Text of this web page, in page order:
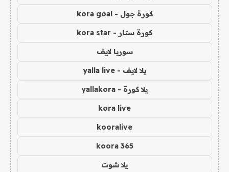
كورة جول - kora goal
كورة ستار - kora star
سوريا لايف
يلا لايف - yalla live
يلا كورة - yallakora
kora live
kooralive
koora 365
يلا شوت